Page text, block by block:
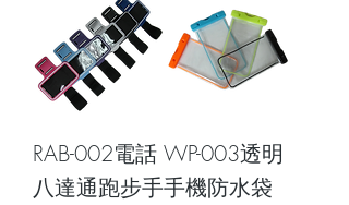
RAB-002電話
八達通跑步手
WP-003透明
手機防水袋